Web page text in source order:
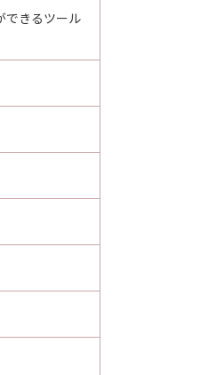
できるツール